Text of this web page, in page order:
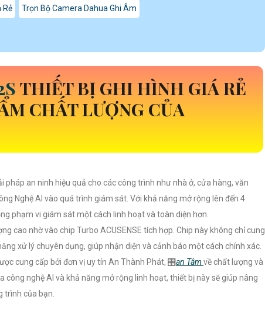
Rẻ Trọn Bộ Camera Dahua Ghi Âm
THIẾT BỊ GHI HÌNH GIÁ RẺ
CHẤT LƯỢNG CỦA
pháp an ninh hiệu quả cho các công trình như nhà ở, cửa hàng, văn
Nghệ AI vào quá trình giám sát. Với khả năng mở rộng lên đến 4
phạm vi giám sát một cách linh hoạt và toàn diện hơn.
cao nhờ vào chip Turbo ACUSENSE tích hợp. Chip này không chỉ cung
xử lý chuyên dụng, giúp nhận diện và cảnh báo một cách chính xác.
cung cấp bởi đơn vị uy tín An Thành Phát, 🎛an Tâm về chất lượng và
công nghệ AI và khả năng mở rộng linh hoạt, thiết bị này sẽ giúp nâng
trình của bạn.